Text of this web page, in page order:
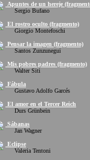
Apuntes de un hereje
Sergio Bufano
El rostro oculto (fragmento)
Giorgio Montefoschi
Pensar la imagen (fragmento)
Santos Zunzunegui
Mis pobres padres (fragmento)
Walter Siti
Fábula
Gustavo Adolfo Garcés
El amor en el Tercer Reich
Durs Grünbein
Sábanas
Jan Wagner
Eclipse
Valeria Tentoni